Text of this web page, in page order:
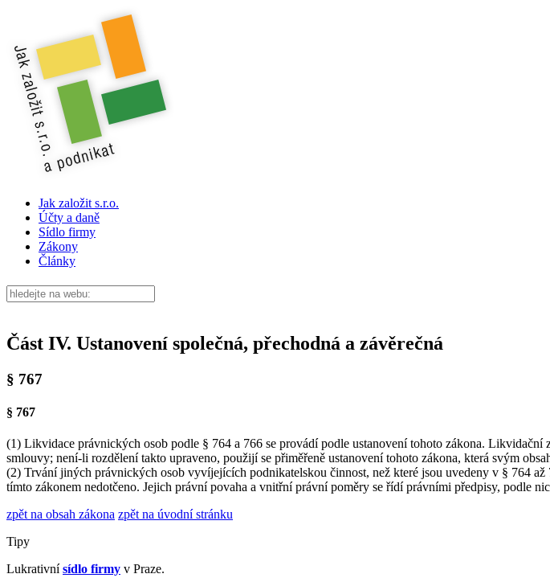
Jak založit s.r.o.
Účty a daně
Sídlo firmy
Zákony
Články
Část IV. Ustanovení společná, přechodná a závěrečná
§ 767
§ 767
(1) Likvidace právnických osob podle § 764 a 766 se provádí podle ustanovení tohoto zákona.
smlouvy; není-li rozdělení takto upraveno, použijí se přiměřeně ustanovení tohoto zákona, která svým
(2) Trvání jiných právnických osob vyvíjejících podnikatelskou činnost, než které jsou uvedeny v § 764
tímto zákonem nedotčeno. Jejich právní povaha a vnitřní právní poměry se řídí právními předpisy, podle
zpět na obsah zákona zpět na úvodní stránku
Tipy
Lukrativnísídlo firmy v Praze.